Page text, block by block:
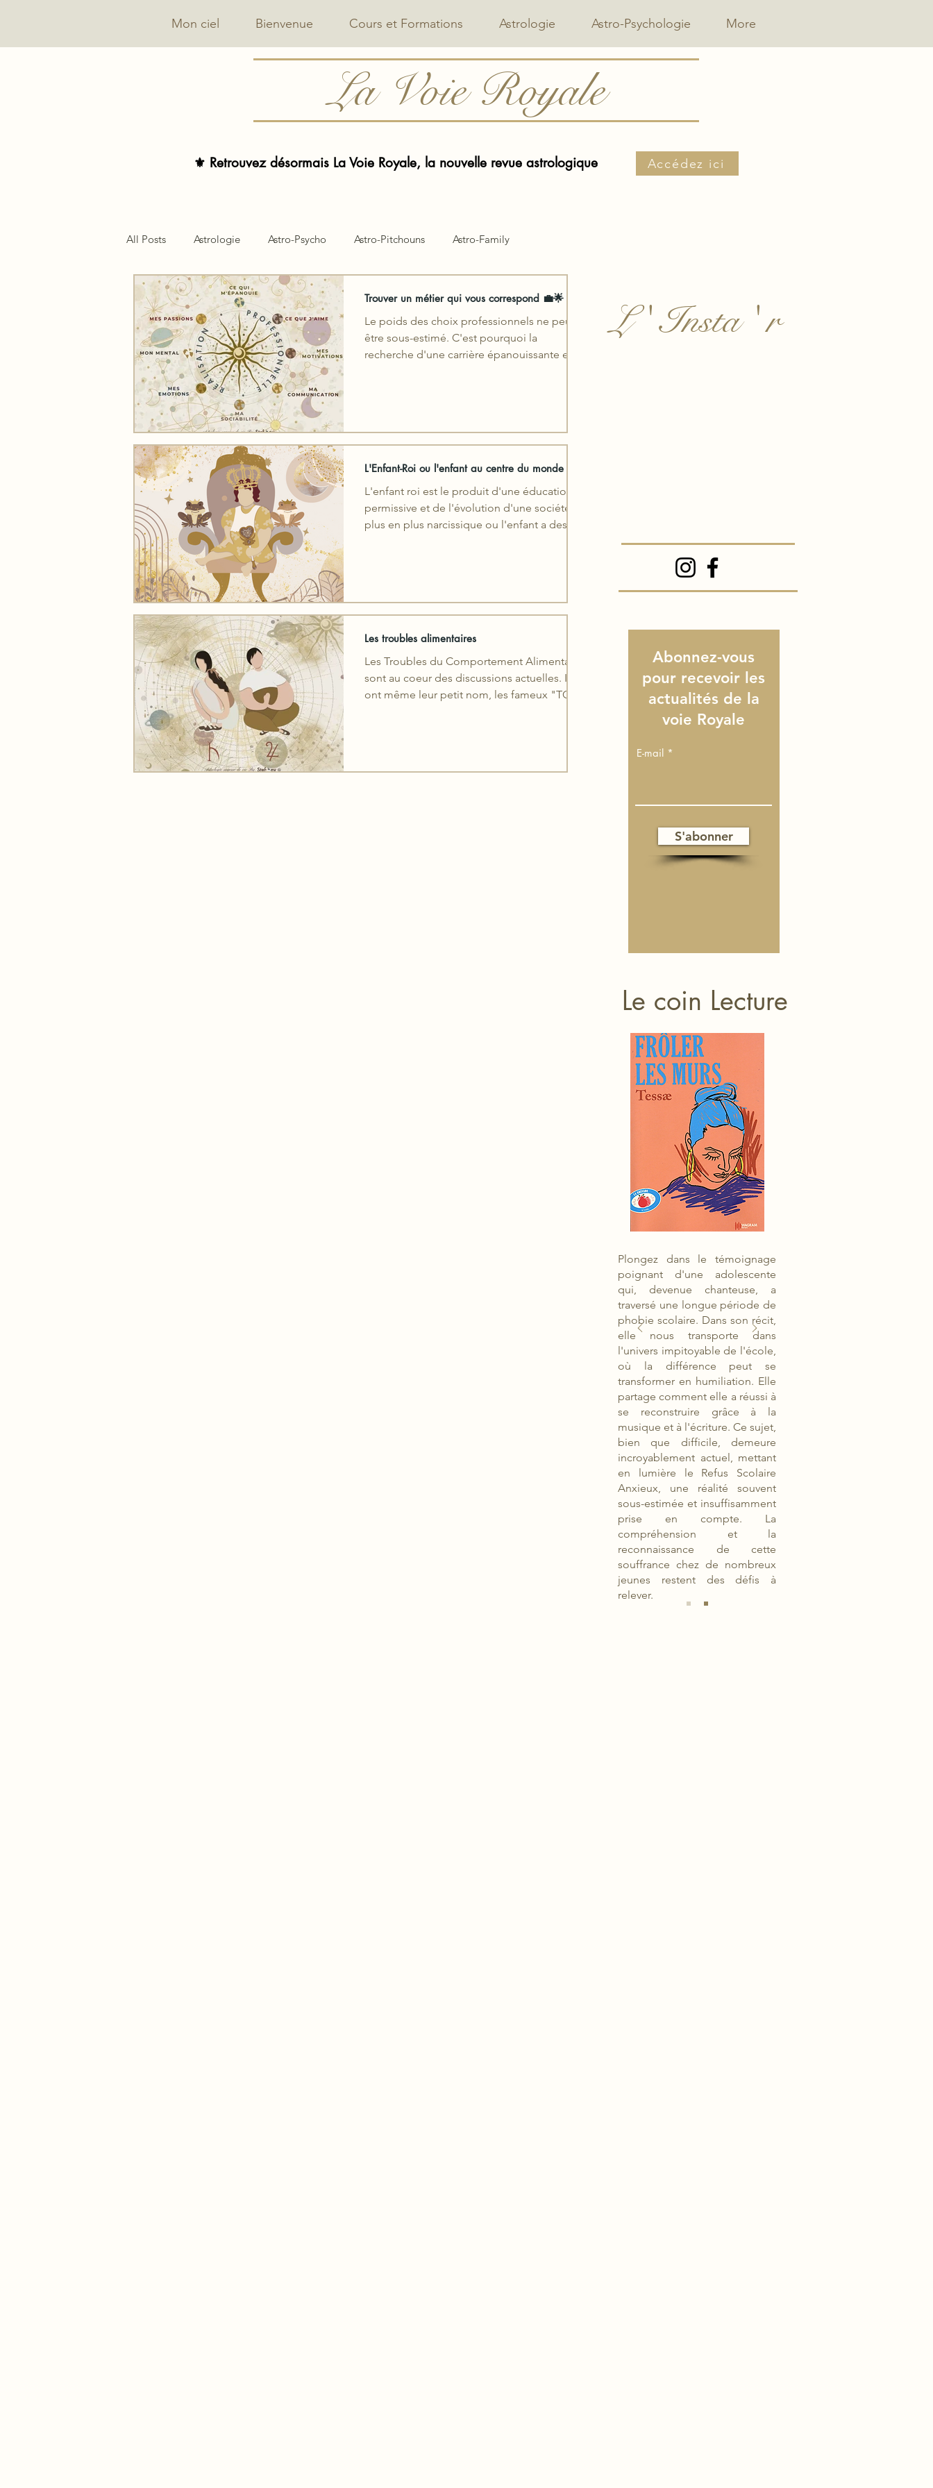
Mon ciel Bienvenue Cours et Formations Astrologie Astro-Psychologie More
La Voie Royale
⚜️ Retrouvez désormais La Voie Royale, la nouvelle revue astrologique Accédez ici
All Posts Astrologie Astro-Psycho Astro-Pitchouns Astro-Family
Trouver un métier qui vous correspond 💼🌟
Le poids des choix professionnels ne peut
être sous-estimé. C'est pourquoi la
recherche d'une carrière épanouissante est
L'Enfant-Roi ou l'enfant au centre du monde 👑
L'enfant roi est le produit d'une éducation
permissive et de l'évolution d'une société de
plus en plus narcissique ou l'enfant a des
Les troubles alimentaires
Les Troubles du Comportement Alimentaire
sont au coeur des discussions actuelles. Ils
ont même leur petit nom, les fameux "TCA".
L ' Insta ' r
Abonnez-vous
pour recevoir les
actualités de la
voie Royale
E-mail
S'abonner
Le coin Lecture
Plongez dans le témoignage
poignant d'une adolescente
qui, devenue chanteuse, a
traversé une longue période de
phobie scolaire. Dans son récit,
elle nous transporte dans
l'univers impitoyable de l'école,
où la différence peut se
transformer en humiliation. Elle
partage comment elle a réussi à
se reconstruire grâce à la
musique et à l'écriture. Ce sujet,
bien que difficile, demeure
incroyablement actuel, mettant
en lumière le Refus Scolaire
Anxieux, une réalité souvent
sous-estimée et insuffisamment
prise en compte. La
compréhension et la
reconnaissance de cette
souffrance chez de nombreux
jeunes restent des défis à
relever.